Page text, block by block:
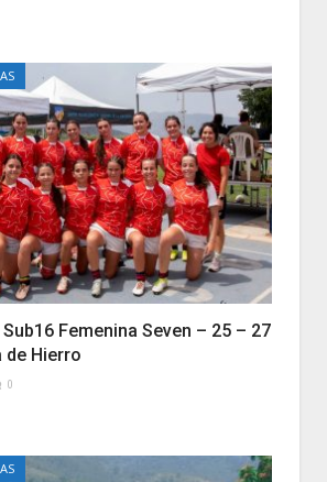
Femenina Seven – 25 – 27
de Hierro
0